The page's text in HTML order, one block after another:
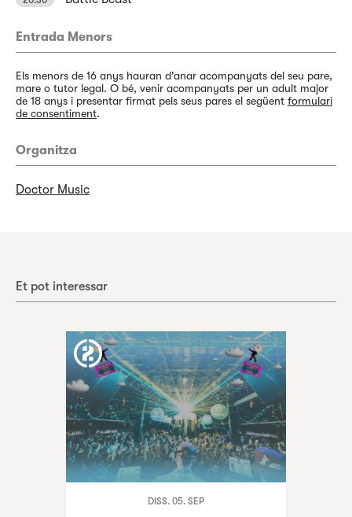
Entrada Menors
Els menors de 16 anys hauran d'anar acompanyats del seu pare,
mare o tutor legal. O bé, venir acompanyats per un adult major
de 18 anys i presentar firmat pels seus pares el següent formulari
de consentiment.
Organitza
Doctor Music
Et pot interessar
DISS. 05. SEP